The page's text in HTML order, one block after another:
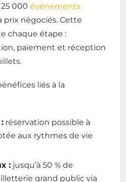
000 événements
prix négociés. Cette
chaque étape :
paiement et réception
liés à la
réservation possible à
aux rythmes de vie
: jusqu’à 50 % de
grand public via